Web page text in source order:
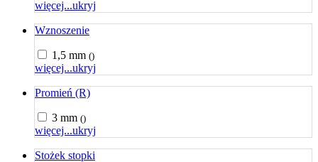
więcej...ukryj
Wznoszenie
1,5 mm ()
więcej...ukryj
Promień (R)
3 mm ()
więcej...ukryj
Stożek stopki